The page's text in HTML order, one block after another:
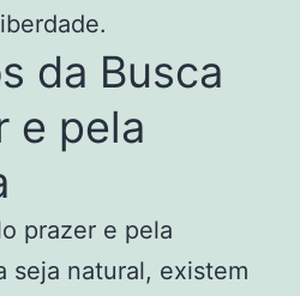
da Busca
e pela
prazer e pela
seja natural, existem